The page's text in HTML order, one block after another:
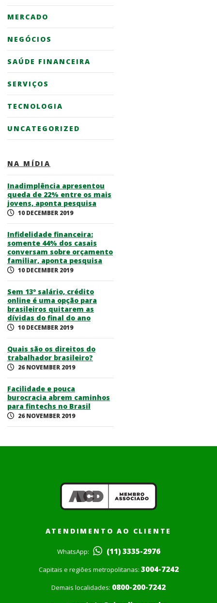
MERCADO
NEGÓCIOS
SAÚDE FINANCEIRA
SERVIÇOS
TECNOLOGIA
UNCATEGORIZED
NA MÍDIA
Inadimplência apresentou
queda de 22% entre os mais
jovens, aponta pesquisa
10 DECEMBER 2019
Infidelidade financeira:
somente 44% dos casais
conversam sobre orçamento
familiar, aponta pesquisa
10 DECEMBER 2019
Sem 13º salário, crédito
online é uma opção para
brasileiros quitarem as
dívidas do final do ano
10 DECEMBER 2019
Quais são os direitos do
trabalhador brasileiro?
26 NOVEMBER 2019
Facilidade e pouca
burocracia abrem caminhos
para fintechs no Brasil
26 NOVEMBER 2019
ATENDIMENTO AO CLIENTE
WhatsApp: (11) 3335-2976
Capitais e regiões metropolitanas: 3004-7242
Demais localidades: 0800-200-7242